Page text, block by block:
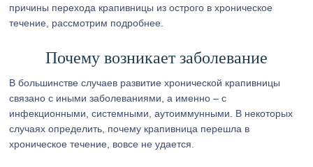
причины перехода крапивницы из острого в хроническое
течение, рассмотрим подробнее.
Почему возникает заболевание
В большинстве случаев развитие хронической крапивницы
связано с иными заболеваниями, а именно – с
инфекционными, системными, аутоиммунными. В некоторых
случаях определить, почему крапивница перешла в
хроническое течение, вовсе не удается.